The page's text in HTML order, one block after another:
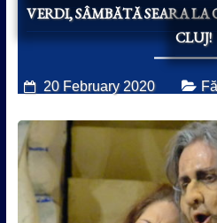
VERDI, SÂMBĂTĂ SEARA
CLUJ!
20 February 2020